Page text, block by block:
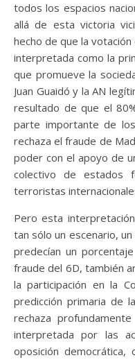
todos los espacios
allá de esta victoria
hecho de que la
interpretada como la
que promueve la
Juan Guaidó y la AN
resultado de que el
parte importante de
rechaza el fraude de
poder con el apoyo de
colectivo de estados
terroristas
Pero esta
tan sólo un escenario,
predecían un
fraude del 6D, también
la participación en la
predicción primaria de
rechaza
interpretada por las
oposición